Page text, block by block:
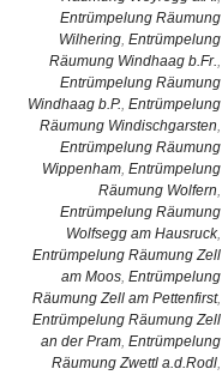
Entrümpelung Räumung
Wilhering, Entrümpelung
Räumung Windhaag b.Fr.,
Entrümpelung Räumung
Windhaag b.P., Entrümpelung
Räumung Windischgarsten,
Entrümpelung Räumung
Wippenham, Entrümpelung
Räumung Wolfern,
Entrümpelung Räumung
Wolfsegg am Hausruck,
Entrümpelung Räumung Zell
am Moos, Entrümpelung
Räumung Zell am Pettenfirst,
Entrümpelung Räumung Zell
an der Pram, Entrümpelung
Räumung Zwettl a.d.Rodl,